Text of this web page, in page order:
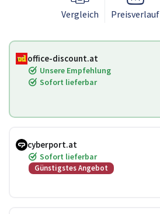
Vergleich Preisverlauf
office-discount.at
Unsere Empfehlung
Sofort lieferbar
cyberport.at
Sofort lieferbar
Günstigstes Angebot